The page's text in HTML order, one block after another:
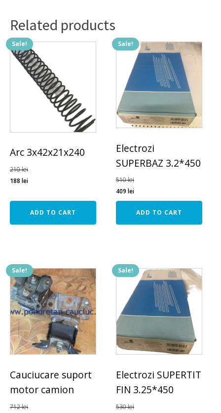
Related products
Sale!
Arc 3x42x21x240
210lei
188 lei
ADD TO CART
Sale!
Electrozi
SUPERBAZ 3.2*450
510lei
409lei
ADD TO CART
Sale!
Cauciucare suport
motor camion
712lei
Sale!
Electrozi SUPERTIT
FIN 3.25*450
530lei